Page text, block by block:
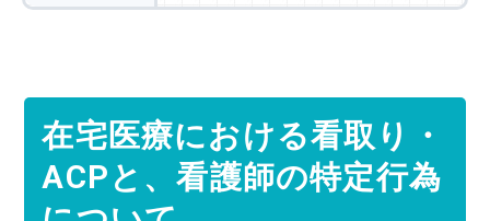
在宅医療における看取り・
ACPと、看護師の特定行為